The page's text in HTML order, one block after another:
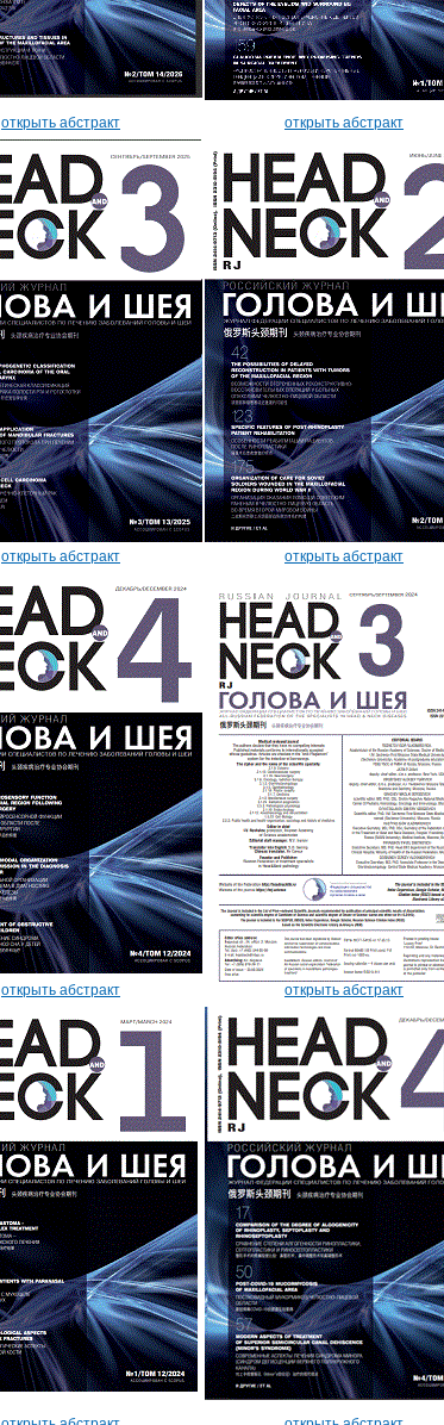
открыть абстракт открыть абстракт
открыть абстракт открыть абстракт
открыть абстракт открыть абстракт